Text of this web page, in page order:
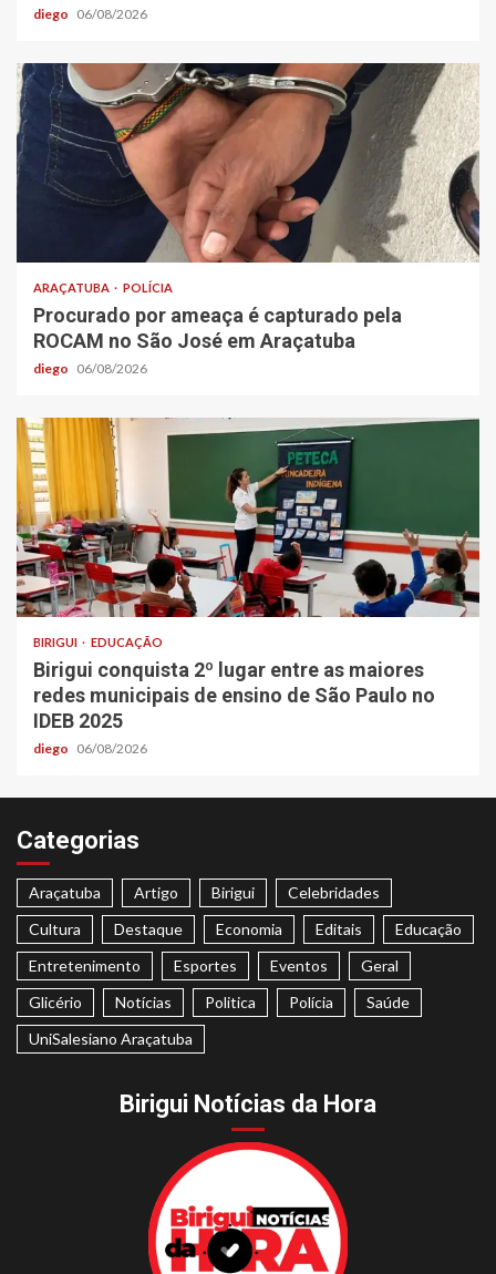
diego 06/08/2026
ARAÇATUBA POLÍCIA
Procurado por ameaça é capturado pela
ROCAM no São José em Araçatuba
diego 06/08/2026
BIRIGUI EDUCAÇÃO
Birigui conquista 2º lugar entre as maiores
redes municipais de ensino de São Paulo no
IDEB 2025
diego 06/08/2026
Categorias
Araçatuba Artigo Birigui
Celebridades
Cultura
Destaque Economia Editais
Educação
Entretenimento
Esportes Eventos
Geral
Glicério
Notícias Politica Polícia
Saúde
UniSalesiano Araçatuba
Birigui Notícias da Hora